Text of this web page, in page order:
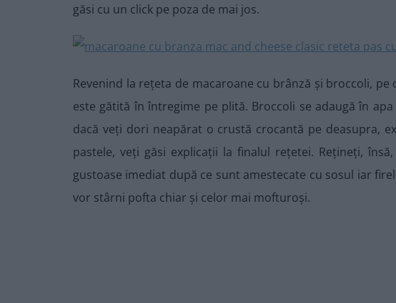
găsi cu un click pe poza de mai jos.
Revenind la rețeta de macaroane cu brânză și broccoli,
este gătită în întregime pe plită. Broccoli se adaugă în
dacă veți dori neapărat o crustă crocantă pe deasupra,
pastele, veți găsi explicații la finalul rețetei. Rețineți,
gustoase imediat după ce sunt amestecate cu sosul iar
vor stârni pofta chiar și celor mai mofturoși.